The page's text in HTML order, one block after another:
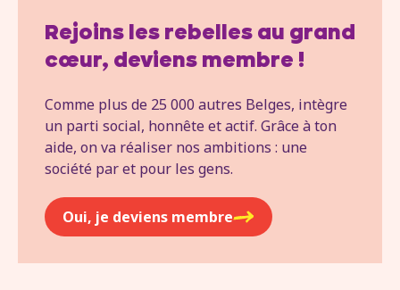
Rejoins les rebelles au grand
cœur, deviens membre !
Comme plus de 25 000 autres Belges, intègre
un parti social, honnête et actif. Grâce à ton
aide, on va réaliser nos ambitions : une
société par et pour les gens.
Oui, je deviens membre